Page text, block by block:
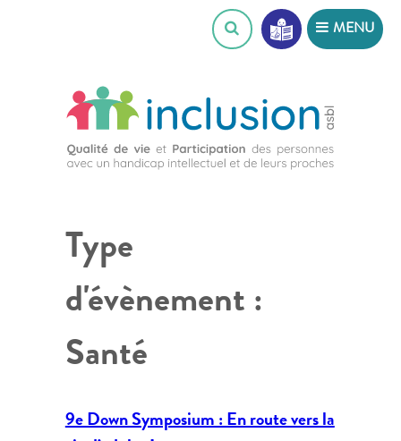
MENU
Type
d'évènement :
Santé
9e Down Symposium : En route vers la